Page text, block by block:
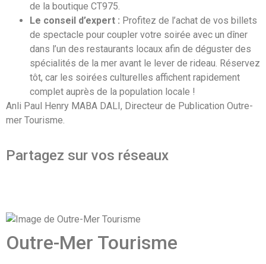
de la boutique CT975.
Le conseil d’expert : Profitez de l’achat de vos billets
de spectacle pour coupler votre soirée avec un dîner
dans l’un des restaurants locaux afin de déguster des
spécialités de la mer avant le lever de rideau. Réservez
tôt, car les soirées culturelles affichent rapidement
complet auprès de la population locale !
Anli Paul Henry MABA DALI, Directeur de Publication Outre-
mer Tourisme.
Partagez sur vos réseaux
Outre-Mer Tourisme